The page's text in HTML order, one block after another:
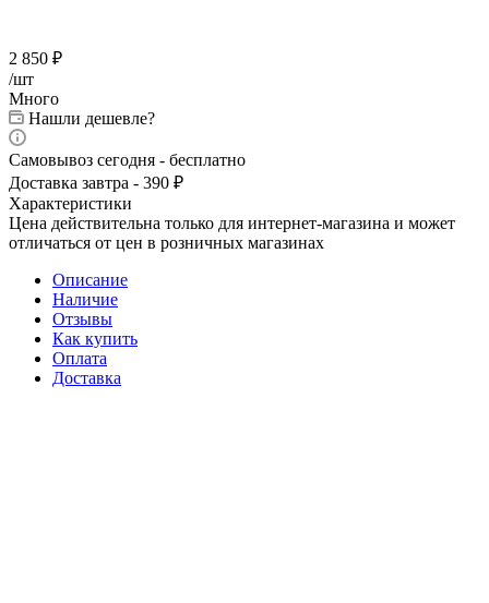
2 850 ₽
/шт
Много
Нашли дешевле?
Самовывоз сегодня - бесплатно
Доставка завтра - 390 ₽
Характеристики
Цена действительна только для интернет-магазина и может
отличаться от цен в розничных магазинах
Описание
Наличие
Отзывы
Как купить
Оплата
Доставка